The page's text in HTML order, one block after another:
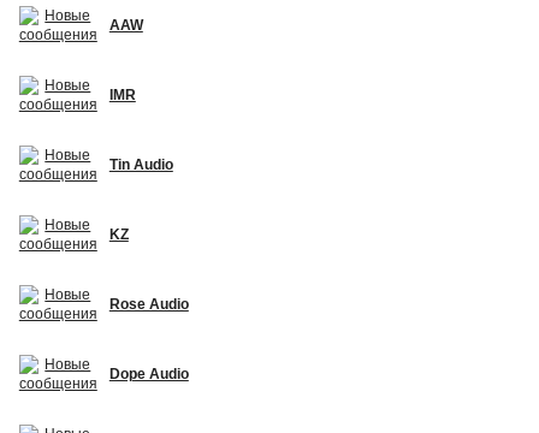
AAW
IMR
Tin Audio
KZ
Rose Audio
Dope Audio